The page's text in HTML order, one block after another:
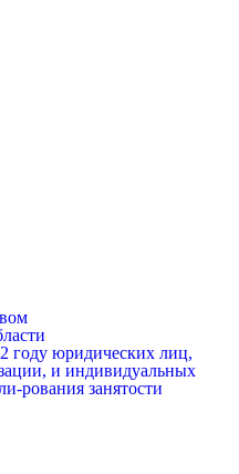
году юридических лиц,
и индивидуальных
рования занятости